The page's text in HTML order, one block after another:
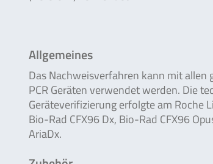
Allgemeines
Das Nachweisverfahren kann mit allen
PCR Geräten verwendet werden. Die
Geräteverifizierung erfolgte am Roche
Bio-Rad CFX96 Dx, Bio-Rad CFX96
AriaDx.